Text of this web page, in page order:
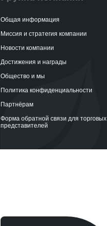
Общая информация
Миссия и стратегия компании
Новости компании
Достижения и награды
Общество и мы
Политика конфиденциальности
Партнёрам
Форма обратной связи для торговых
представителей